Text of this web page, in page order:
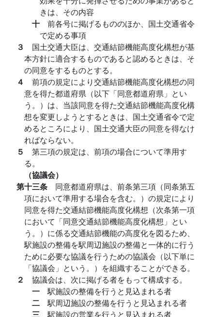
きは、その内容
十 前各号に掲げるもののほか、国土交通省令
で定める事項
３ 国土交通大臣は、交通結節機能高度化構想が基
本方針に適合するものであると認めるときは、そ
の同意をするものとする。
４ 前項の規定により交通結節機能高度化構想の同
意を得た都道府県（以下「同意都道府県」とい
う。）は、当該同意を得た交通結節機能高度化構
想を変更しようとするときは、国土交通省令で定
めるところにより、国土交通大臣の同意を得なけ
ればならない。
５ 第三項の規定は、前項の場合について準用す
る。
（協議会）
第十三条 同意都道府県は、前条第三項（同条第五
項において準用する場合を含む。）の規定により
同意を得た交通結節機能高度化構想（次条第一項
において「同意交通結節機能高度化構想」とい
う。）に係る交通結節機能の高度化を図るため、
駅施設の整備を駅周辺施設の整備と一体的に行う
ために必要な協議を行うための協議会（以下単に
「協議会」という。）を組織することができる。
２ 協議会は、次に掲げる者をもって構成する。
一駅施設の整備を行うと見込まれる者
二駅周辺施設の整備を行うと見込まれる者
三駅施設の営業を行うと見込まれる者